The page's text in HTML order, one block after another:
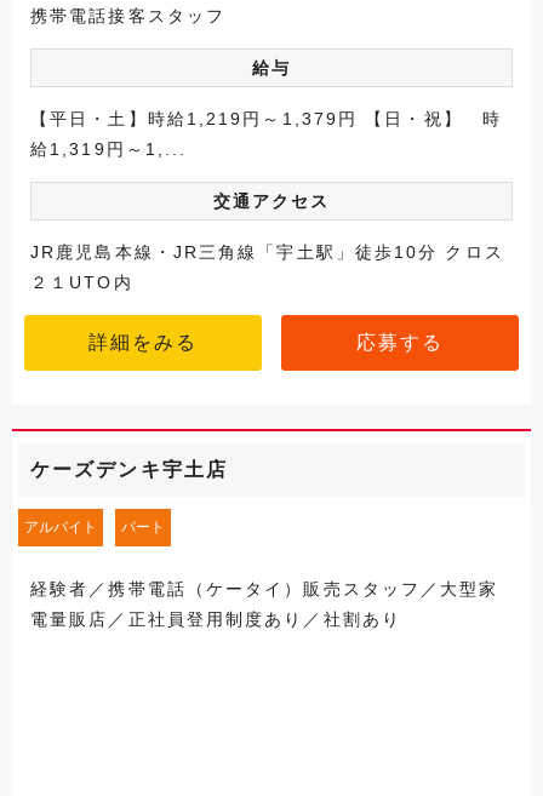
携帯電話接客スタッフ
給与
【平日・土】時給1,219円～1,379円 【日・祝】 時
給1,319円～1,...
交通アクセス
JR鹿児島本線・JR三角線「宇土駅」徒歩10分 クロス
２１UTO内
詳細をみる 応募する
ケーズデンキ宇土店
アルバイト パート
経験者／携帯電話（ケータイ）販売スタッフ／大型家
電量販店／正社員登用制度あり／社割あり